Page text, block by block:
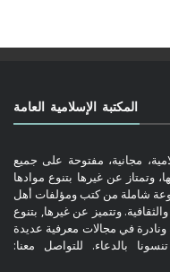
المكتبة الإسلامية العامة
مجانية، مفتوحة على جميع
وتمتاز عن غيرها بتنوع موادها
شاملة من كتب ومؤلفات أهل
وتتميز عن غيرها, بتنوع
في مجالات معرفية عديدة
تنسونا بالدعاء. للتواصل معنا: